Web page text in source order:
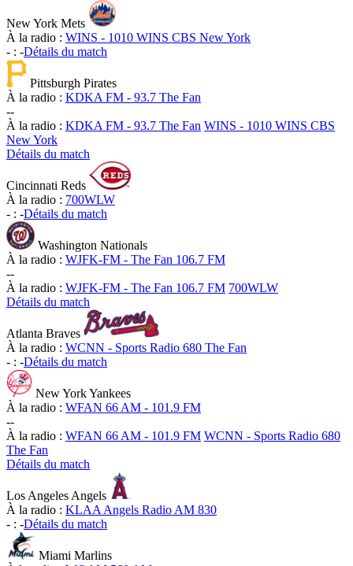
New York Mets
À la radio : WINS - 1010 WINS CBS New York
- : -Détails du match
Pittsburgh Pirates
À la radio : KDKA FM - 93.7 The Fan
--
À la radio : KDKA FM - 93.7 The Fan WINS - 1010 WINS CBS
New York
Détails du match
Cincinnati Reds
À la radio : 700WLW
- : -Détails du match
Washington Nationals
À la radio : WJFK-FM - The Fan 106.7 FM
--
À la radio : WJFK-FM - The Fan 106.7 FM 700WLW
Détails du match
Atlanta Braves
À la radio : WCNN - Sports Radio 680 The Fan
- : -Détails du match
New York Yankees
À la radio : WFAN 66 AM - 101.9 FM
--
À la radio : WFAN 66 AM - 101.9 FM WCNN - Sports Radio 680
The Fan
Détails du match
Los Angeles Angels
À la radio : KLAA Angels Radio AM 830
- : -Détails du match
Miami Marlins